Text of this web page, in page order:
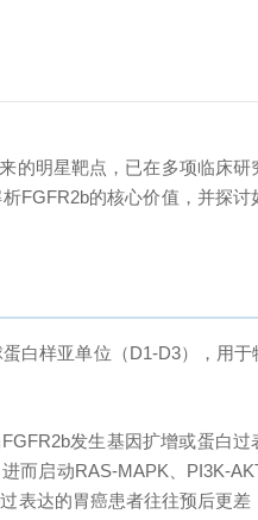
的明星靶点，已在多项临床研
FGFR2b的核心价值，并探讨
白样亚单位（D1-D3），用于
发生基因扩增或蛋白过
而启动RAS-MAPK、PI3K-
表达的胃癌患者往往预后更差